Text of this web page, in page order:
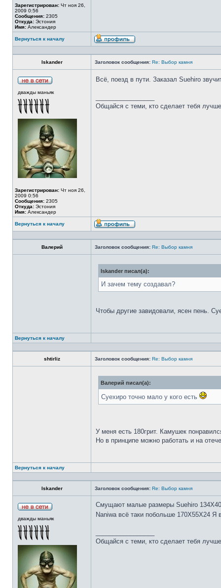
Зарегистрирован: Чт ноя 26,
2009 0:56
Сообщения: 2305
Откуда: Эстония
Имя: Александер
Вернуться к началу
Iskander Заголовок сообщения: Re: Выбор камня
дважды маньяк
Зарегистрирован: Чт ноя 26,
2009 0:56
Сообщения: 2305
Откуда: Эстония
Имя: Александер
Всё, поезд в пути. Заказал Suehiro
Общайся с теми, кто сделает тебя
Вернуться к началу
Валерий Заголовок сообщения: Re: Выбор камня
Iskander писал(а):
И зачем тему создавал?
Чтобы другие завидовали, ясен пень.
Вернуться к началу
shtirliz Заголовок сообщения: Re: Выбор камня
Валерий писал(а):
Суехиро точно мало у кого есть
У меня есть 180грит. Камушек
Но в принципе можно работать и на
Вернуться к началу
Iskander Заголовок сообщения: Re: Выбор камня
дважды маньяк
Смущают малые размеры Suehiro
Naniwa всё таки побольше 170Х55Х24 Я
Общайся с теми, кто сделает тебя